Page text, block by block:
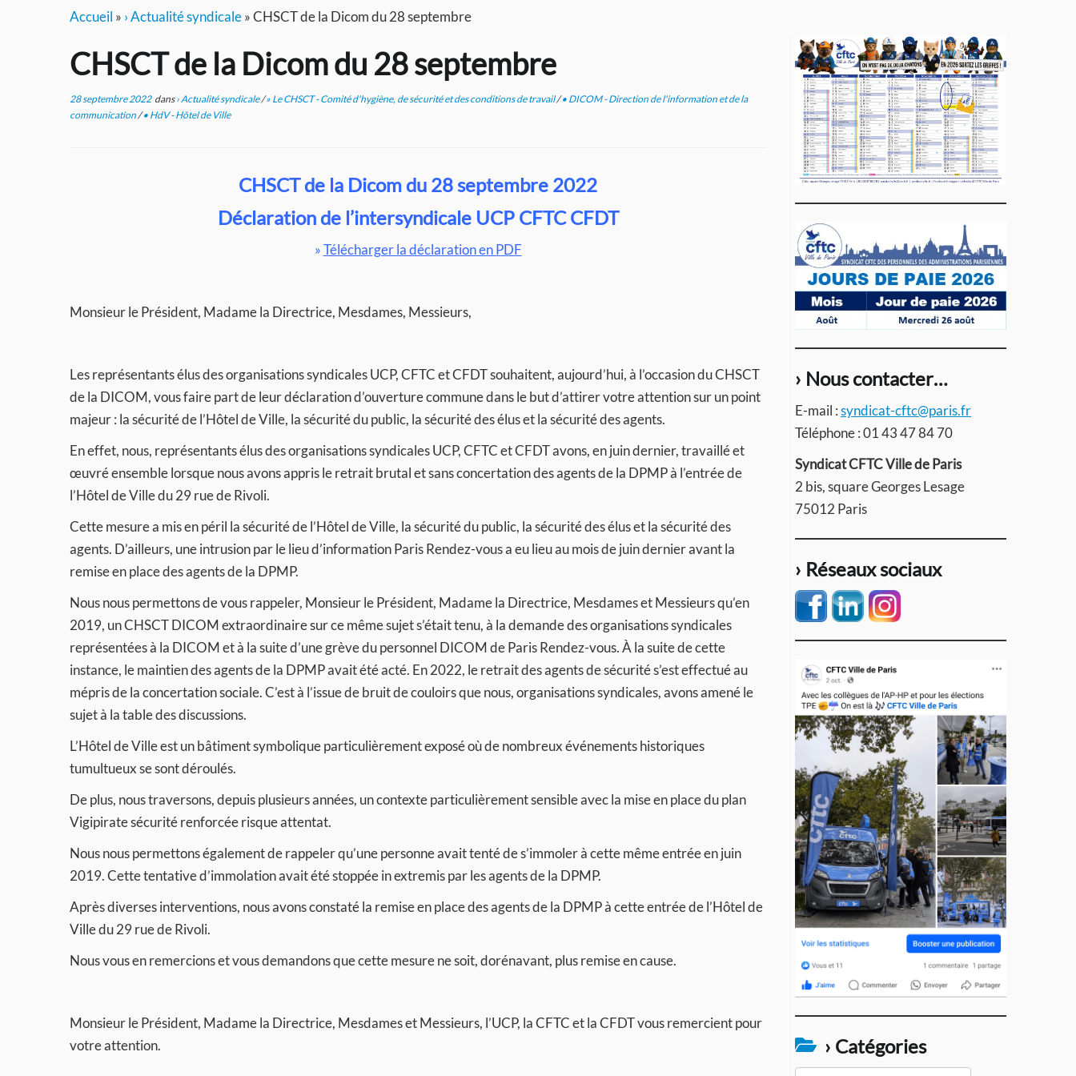
Accueil » › Actualité syndicale»CHSCT de la Dicom du 28 septembre
CHSCT de la Dicom du 28 septembre
28 septembre 2022dans› Actualité syndicale/» Le CHSCT - Comité d'hygiène, de sécurité et des conditions de travail/• DICOM - Direction de l'information et de la
communication/• HdV - Hôtel de Ville
CHSCT de la Dicom du 28 septembre 2022
Déclaration de l’intersyndicale UCP CFTC CFDT
»Télécharger la déclaration en PDF
Monsieur le Président, Madame la Directrice, Mesdames, Messieurs,
Les représentants élus des organisations syndicales UCP, CFTC et CFDT souhaitent, aujourd’hui, à l’occasion du CHSCT
de la DICOM, vous faire part de leur déclaration d’ouverture commune dans le but d’attirer votre attention sur un point
majeur : la sécurité de l’Hôtel de Ville, la sécurité du public, la sécurité des élus et la sécurité des agents.
En effet, nous, représentants élus des organisations syndicales UCP, CFTC et CFDT avons, en juin dernier, travaillé et
œuvré ensemble lorsque nous avons appris le retrait brutal et sans concertation des agents de la DPMP à l’entrée de
l’Hôtel de Ville du 29 rue de Rivoli.
Cette mesure a mis en péril la sécurité de l’Hôtel de Ville, la sécurité du public, la sécurité des élus et la sécurité des
agents. D’ailleurs, une intrusion par le lieu d’information Paris Rendez-vous a eu lieu au mois de juin dernier avant la
remise en place des agents de la DPMP.
Nous nous permettons de vous rappeler, Monsieur le Président, Madame la Directrice, Mesdames et Messieurs qu’en
2019, un CHSCT DICOM extraordinaire sur ce même sujet s’était tenu, à la demande des organisations syndicales
représentées à la DICOM et à la suite d’une grève du personnel DICOM de Paris Rendez-vous. À la suite de cette
instance, le maintien des agents de la DPMP avait été acté. En 2022, le retrait des agents de sécurité s’est effectué au
mépris de la concertation sociale. C’est à l’issue de bruit de couloirs que nous, organisations syndicales, avons amené le
sujet à la table des discussions.
L’Hôtel de Ville est un bâtiment symbolique particulièrement exposé où de nombreux événements historiques
tumultueux se sont déroulés.
De plus, nous traversons, depuis plusieurs années, un contexte particulièrement sensible avec la mise en place du plan
Vigipirate sécurité renforcée risque attentat.
Nous nous permettons également de rappeler qu’une personne avait tenté de s’immoler à cette même entrée en juin
2019. Cette tentative d’immolation avait été stoppée in extremis par les agents de la DPMP.
Après diverses interventions, nous avons constaté la remise en place des agents de la DPMP à cette entrée de l’Hôtel de
Ville du 29 rue de Rivoli.
Nous vous en remercions et vous demandons que cette mesure ne soit, dorénavant, plus remise en cause.
Monsieur le Président, Madame la Directrice, Mesdames et Messieurs, l’UCP, la CFTC et la CFDT vous remercient pour
votre attention.
› Nous contacter…
E-mail :syndicat-cftc@paris.fr
Téléphone : 01 43 47 84 70
Syndicat CFTC Ville de Paris
2 bis, square Georges Lesage
75012 Paris
› Réseaux sociaux
› Catégories